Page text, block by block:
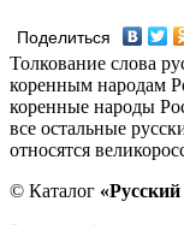
Поделиться
Толкование слова
коренным народам
коренные народы
все остальные
относятся
© Каталог «Русский